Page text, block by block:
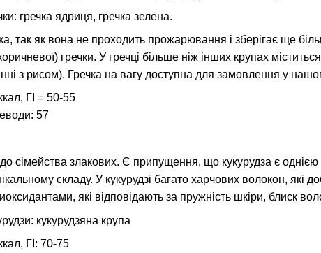
гречка ядриця, гречка зелена.
так як вона не проходить прожарювання і зберігає ще
гречки. У гречці більше ніж інших крупах
з рисом). Гречка на вагу доступна для замовлення у
ГІ = 50-55
57
сімейства злакових. Є припущення, що кукурудза є
складу. У кукурудзі багато харчових волокон, які
які відповідають за пружність шкіри, блиск
кукурудзяна крупа
ГІ: 70-75